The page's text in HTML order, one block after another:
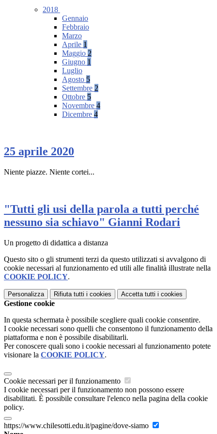
2018
Gennaio
Febbraio
Marzo
Aprile 1
Maggio 2
Giugno 1
Luglio
Agosto 5
Settembre 2
Ottobre 5
Novembre 4
Dicembre 4
25 aprile 2020
Niente piazze. Niente cortei...
"Tutti gli usi della parola a tutti perché
nessuno sia schiavo" Gianni Rodari
Un progetto di didattica a distanza
Questo sito o gli strumenti terzi da questo utilizzati si avvalgono di
cookie necessari al funzionamento ed utili alle finalità illustrate nella
COOKIE POLICY.
Personalizza Rifiuta tutti i cookies Accetta tutti i cookies
Gestione cookie
In questa schermata è possibile scegliere quali cookie consentire.
I cookie necessari sono quelli che consentono il funzionamento della
piattaforma e non è possibile disabilitarli.
Per conoscere quali sono i cookie necessari al funzionamento potete
visionare la COOKIE POLICY.
Cookie necessari per il funzionamento
I cookie necessari per il funzionamento non possono essere
disabilitati. È possibile consultare l'elenco nella pagina della cookie
policy.
https://www.chilesotti.edu.it/pagine/dove-siamo